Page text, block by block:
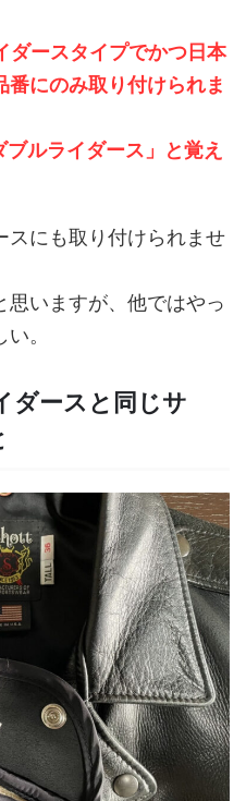
ダースタイプでかつ日本
にのみ取り付けられま
ブルライダース」と覚え
スにも取り付けられませ
いますが、他ではやっ
。
ースと同じサ